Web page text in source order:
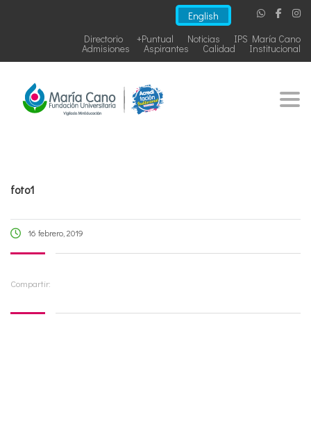
English
IPS María Cano
Noticias
+Puntual
Directorio
Institucional
Calidad
Aspirantes
Admisiones
foto1
16 febrero, 2019
Compartir: